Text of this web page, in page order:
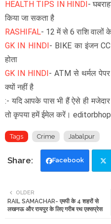
HEALTH TIPS IN HINDI-
किया जा सकता है
RASHIFAL- 12 में से 6 राशि वालों
GK IN HINDI- BIKE का इंजन CC
होता
GK IN HINDI- ATM से थर्मल पेपर
क्यों नहीं है
:- यदि आपके पास भी हैं ऐसे ही
तो कृपया हमें ईमेल करें।
Tags Crime Jabalpur
Facebook
tte
OLDER
RAIL SAMACHAR- एमपी के 4 शहरों से
लखनऊ और रायपुर के लिए गरीब रथ एक्सप्रेस